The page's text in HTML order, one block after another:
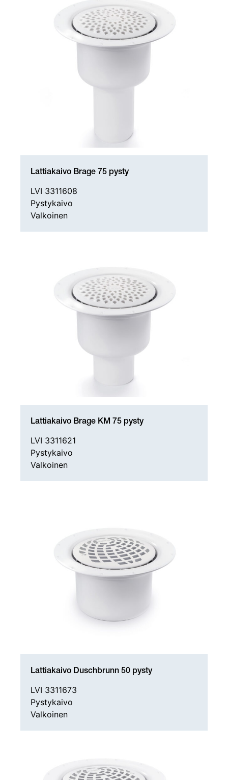
Lattiakaivo Brage 75 pysty
LVI 3311608
Pystykaivo
Valkoinen
Lattiakaivo Brage KM 75 pysty
LVI 3311621
Pystykaivo
Valkoinen
Lattiakaivo Duschbrunn 50 pysty
LVI 3311673
Pystykaivo
Valkoinen